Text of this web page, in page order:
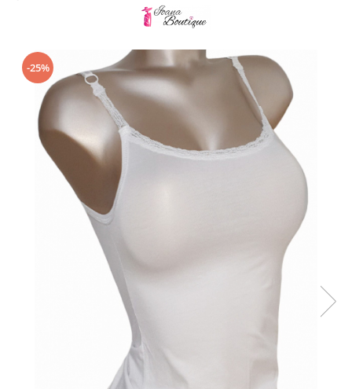
Maiouri dama
Sutiene
-25%